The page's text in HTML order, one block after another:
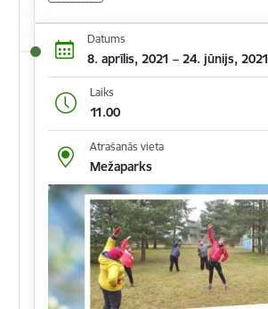
Datums
8. aprīlis, 2021 – 24. jūnijs, 2021
Laiks
11.00
Atrašanās vieta
Mežaparks